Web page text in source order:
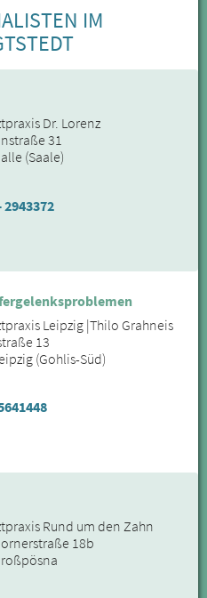
IM
Dr. Lorenz
31
(Saale)
2943372
Leipzig |Thilo Grahneis
13
(Gohlis-Süd)
Rund um den Zahn
18b